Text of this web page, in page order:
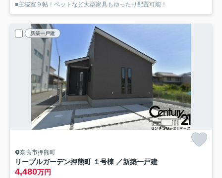
■主寝室９帖！ベットなど大型家具もゆったり配置可能！
新築一戸建
奈良市押熊町
リーブルガーデン押熊町 １号棟 ／新築一戸建
4,480万円